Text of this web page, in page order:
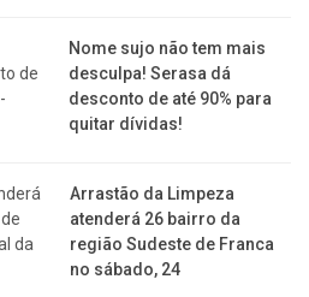
Nome sujo não tem mais
desculpa! Serasa dá
desconto de até 90% para
quitar dívidas!
Arrastão da Limpeza
atenderá 26 bairro da
região Sudeste de Franca
no sábado, 24